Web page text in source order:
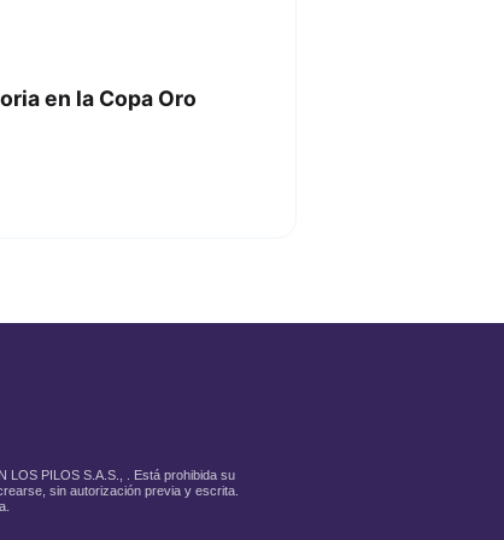
en la Copa Oro
LOS PILOS S.A.S., . Está prohibida su
sin autorización previa y escrita.